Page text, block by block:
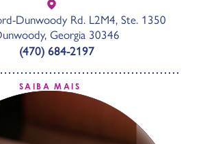
Dunwoody Rd. L2M4, Ste. 1350
Georgia 30346
(470) 684-2197
SAIBA MAIS